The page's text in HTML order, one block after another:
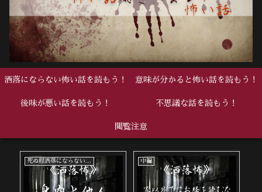
洒落にならない怖い話を読もう！ 意味が分かると怖い話を読もう！
後味が悪い話を読もう！ 不思議な話を読もう！
閲覧注意
死ぬ程洒落にならない怖い話 中編